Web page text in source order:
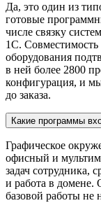
Да, это один из
готовые
числе связку
1С. Совместимость
оборудования
в ней более 2800
конфигурация, и
до заказа.
Какие программы
Графическое
офисный и
задач сотрудника,
и работа в домене.
базовой работы не